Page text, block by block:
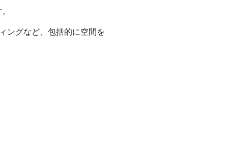
ングなど、包括的に空間を